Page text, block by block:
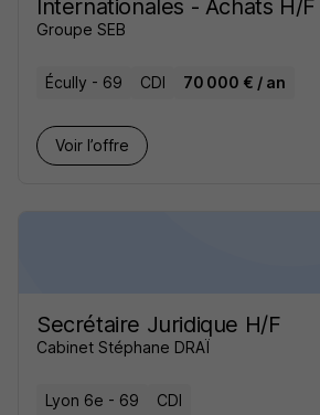
Internationales - Achats H/F
Groupe SEB
Écully - 69 CDI 70 000 € / an
Voir l’offre
Secrétaire Juridique H/F
Cabinet Stéphane DRAÏ
Lyon 6e - 69 CDI